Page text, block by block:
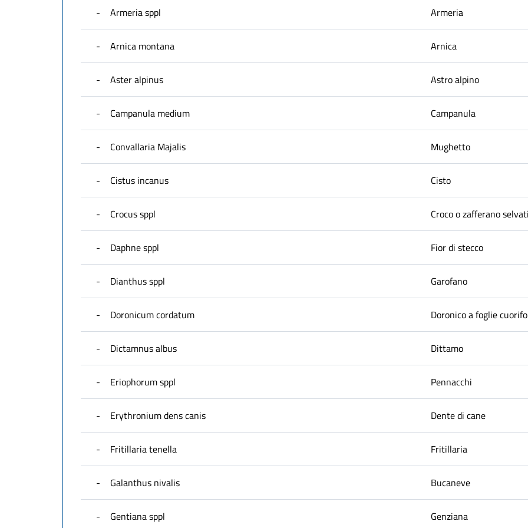
- Armeria sppl Armeria
- Arnica montana Arnica
- Aster alpinus Astro alpino
- Campanula medium Campanula
- Convallaria Majalis Mughetto
- Cistus incanus Cisto
- Crocus sppl Croco o zafferano
- Daphne sppl Fior di stecco
- Dianthus sppl Garofano
- Doronicum cordatum Doronico a foglie
- Dictamnus albus Dittamo
- Eriophorum sppl Pennacchi
- Erythronium dens canis Dente di cane
- Fritillaria tenella Fritillaria
- Galanthus nivalis Bucaneve
- Gentiana sppl Genziana